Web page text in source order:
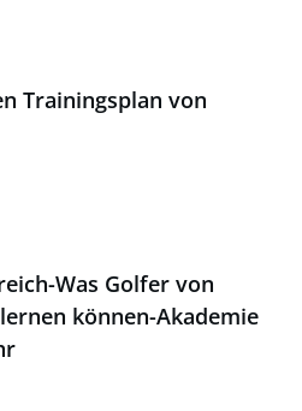
Trainingsplan von
Was Golfer von
können-Akademie